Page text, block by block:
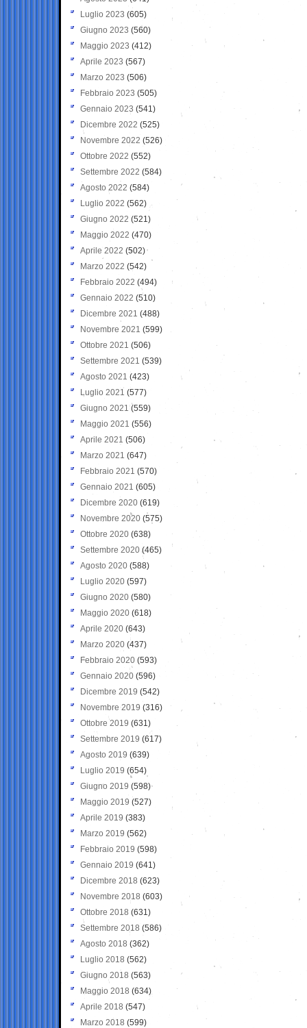
Luglio 2023 (605)
Giugno 2023 (560)
Maggio 2023 (412)
Aprile 2023 (567)
Marzo 2023 (506)
Febbraio 2023 (505)
Gennaio 2023 (541)
Dicembre 2022 (525)
Novembre 2022 (526)
Ottobre 2022 (552)
Settembre 2022 (584)
Agosto 2022 (584)
Luglio 2022 (562)
Giugno 2022 (521)
Maggio 2022 (470)
Aprile 2022 (502)
Marzo 2022 (542)
Febbraio 2022 (494)
Gennaio 2022 (510)
Dicembre 2021 (488)
Novembre 2021 (599)
Ottobre 2021 (506)
Settembre 2021 (539)
Agosto 2021 (423)
Luglio 2021 (577)
Giugno 2021(559)
Maggio 2021 (556)
Aprile 2021 (506)
Marzo 2021 (647)
Febbraio 2021 (570)
Gennaio 2021 (605)
Dicembre 2020 (619)
Novembre 2020 (575)
Ottobre 2020 (638)
Settembre 2020(465)
Agosto 2020 (588)
Luglio 2020 (597)
Giugno 2020 (580)
Maggio 2020 (618)
Aprile 2020 (643)
Marzo 2020 (437)
Febbraio 2020 (593)
Gennaio 2020 (596)
Dicembre 2019 (542)
Novembre 2019 (316)
Ottobre 2019 (631)
Settembre 2019 (617)
Agosto 2019 (639)
Luglio 2019 (654)
Giugno 2019 (598)
Maggio 2019 (527)
Aprile 2019 (383)
Marzo 2019 (562)
Febbraio 2019 (598)
Gennaio 2019 (641)
Dicembre 2018 (623)
Novembre 2018 (603)
Ottobre 2018 (631)
Settembre 2018 (586)
Agosto 2018 (362)
Luglio 2018 (562)
Giugno 2018 (563)
Maggio 2018 (634)
Aprile 2018 (547)
Marzo 2018 (599)